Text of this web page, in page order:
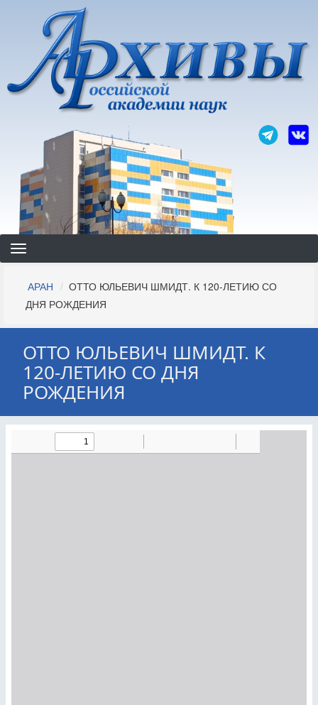
основному
содержанию
Строка
навигации
АРАН
ОТТО ЮЛЬЕВИЧ ШМИДТ. К 120-ЛЕТИЮ СО
ДНЯ РОЖДЕНИЯ
ОТТО ЮЛЬЕВИЧ ШМИДТ. К
120-ЛЕТИЮ СО ДНЯ
РОЖДЕНИЯ